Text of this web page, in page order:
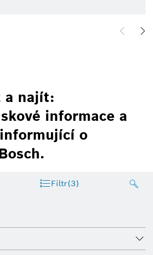
a najít:
informace a
o
Filtr(3)